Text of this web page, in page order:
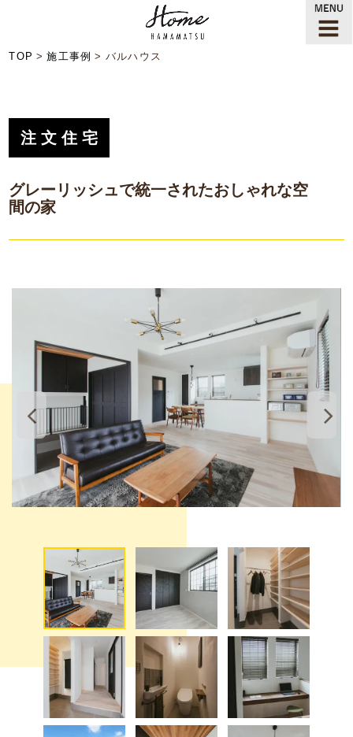
TOP 施工事例 バルハウス
注文住宅
グレーリッシュで統一されたおしゃれな空
間の家